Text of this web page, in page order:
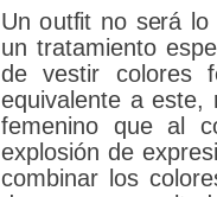
Un outfit no será
un tratamiento
de vestir colores
equivalente a este,
femenino que al
explosión de
combinar los